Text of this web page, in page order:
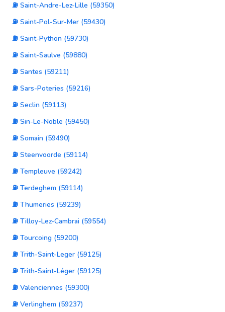
⛽ Saint-Andre-Lez-Lille (59350)
⛽ Saint-Pol-Sur-Mer (59430)
⛽ Saint-Python (59730)
⛽ Saint-Saulve (59880)
⛽ Santes (59211)
⛽ Sars-Poteries (59216)
⛽ Seclin (59113)
⛽ Sin-Le-Noble (59450)
⛽ Somain (59490)
⛽ Steenvoorde (59114)
⛽ Templeuve (59242)
⛽ Terdeghem (59114)
⛽ Thumeries (59239)
⛽ Tilloy-Lez-Cambrai (59554)
⛽ Tourcoing (59200)
⛽ Trith-Saint-Leger (59125)
⛽ Trith-Saint-Léger (59125)
⛽ Valenciennes (59300)
⛽ Verlinghem (59237)